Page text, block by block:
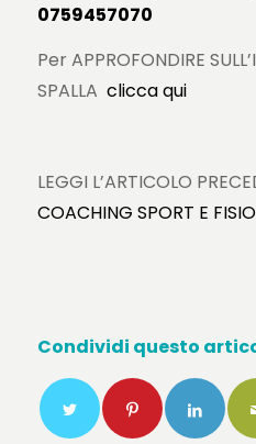
0759457070
Per APPROFONDIRE
SPALLA clicca qui
LEGGI L’ARTICOLO
COACHING SPORT E
Condividi questo